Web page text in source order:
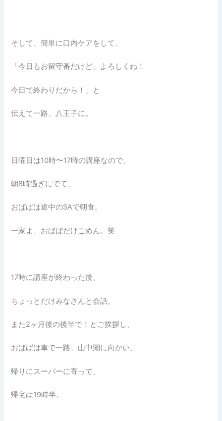
そして、簡単に口内ケアをして、
「今日もお留守番だけど、よろしくね！
今日で終わりだから！」と
伝えて一路、八王子に。
日曜日は10時〜17時の講座なので、
朝8時過ぎにでて、
おばばは途中のSAで朝食。
一家よ、おばばだけごめん。笑
17時に講座が終わった後、
ちょっとだけみなさんと会話。
また2ヶ月後の後半で！とご挨拶し、
おばばは車で一路、山中湖に向かい、
帰りにスーパーに寄って、
帰宅は19時半。